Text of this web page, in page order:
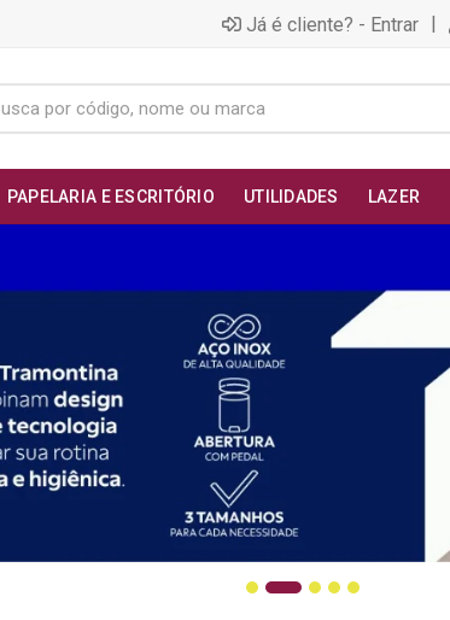
Já é cliente? - Entrar |
PAPELARIA E ESCRITÓRIO UTILIDADES LAZER